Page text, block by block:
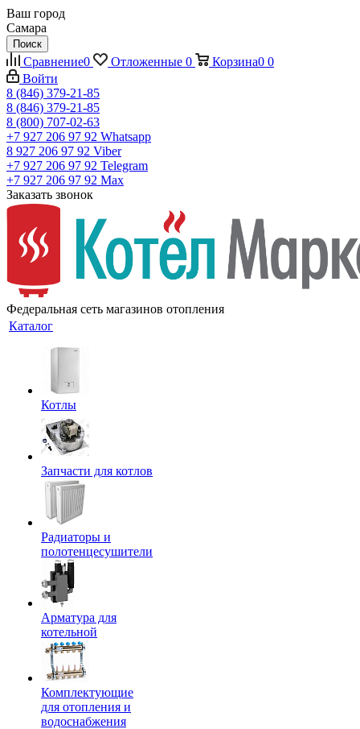
Ваш город
Самара
Поиск
Сравнение0 Отложенные 0 Корзина0 0
Войти
8 (846) 379-21-85
8 (846) 379-21-85
8 (800) 707-02-63
+7 927 206 97 92 Whatsapp
8 927 206 97 92 Viber
+7 927 206 97 92 Telegram
+7 927 206 97 92 Max
Заказать звонок
Федеральная сеть магазинов отопления
Каталог
Котлы
Запчасти для котлов
Радиаторы и
полотенцесушители
Арматура для
котельной
Комплектующие
для отопления и
водоснабжения